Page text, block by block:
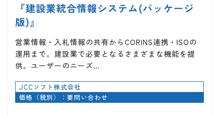
『建設業統合情報システム(パッケージ
版)』
営業情報・入札情報の共有からCORINS連携・ISOの
運用まで。建設業で必要となるさまざまな機能を提
供。ユーザーのニーズ…
JCCソフト株式会社
価格（税別）：要問い合わせ